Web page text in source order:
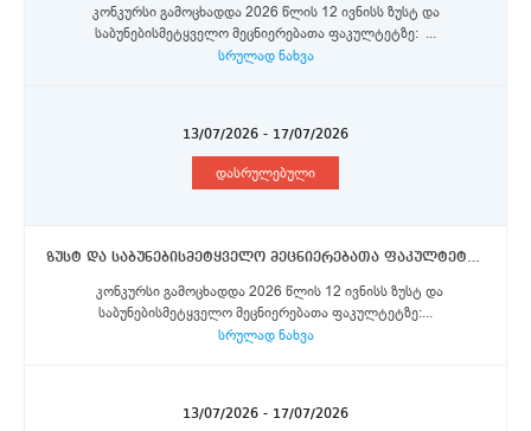
კონკურსი გამოცხადდა 2026 წლის 12 ივნისს ზუსტ და
საბუნებისმეტყველო მეცნიერებათა ფაკულტეტზე: ...
სრულად ნახვა
13/07/2026 - 17/07/2026
დასრულებული
ზუსტ და საბუნებისმეტყველო მეცნიერებათა ფაკულტეტი - ასისტენტ - პროფესორები
საბუნებისმეტყველო მეცნიერებათა ფაკულტეტზე:...
სრულად ნახვა
13/07/2026 - 17/07/2026